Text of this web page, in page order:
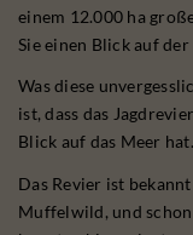
einem 12.000 ha
Sie einen Blick auf
Was diese
ist, dass das
Blick auf das Meer hat.
Das Revier ist
Muffelwild, und